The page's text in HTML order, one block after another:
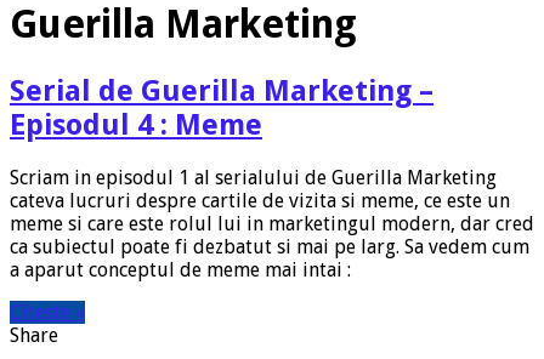
Guerilla Marketing
Serial de Guerilla Marketing –
Episodul 4 : Meme
Scriam in episodul 1 al serialului de Guerilla Marketing
cateva lucruri despre cartile de vizita si meme, ce este un
meme si care este rolul lui in marketingul modern, dar cred
ca subiectul poate fi dezbatut si mai pe larg. Sa vedem cum
a aparut conceptul de meme mai intai :
Citeste »
Share